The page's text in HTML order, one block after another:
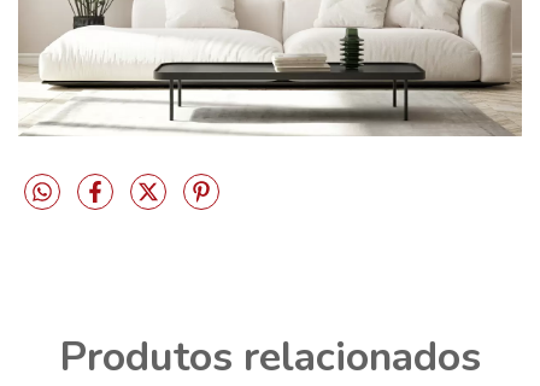
Produtos relacionados